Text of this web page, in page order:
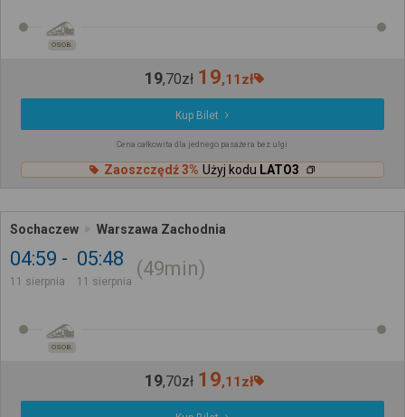
OSOB.
19,70zł 19,11 zł
Kup Bilet
Cena całkowita dla jednego pasażera bez ulgi
Zaoszczędź 3% Użyj kodu LATO3
Sochaczew Warszawa Zachodnia
04:59
11 sierpnia
05:48
11 sierpnia
49min
OSOB.
19,70zł 19,11 zł